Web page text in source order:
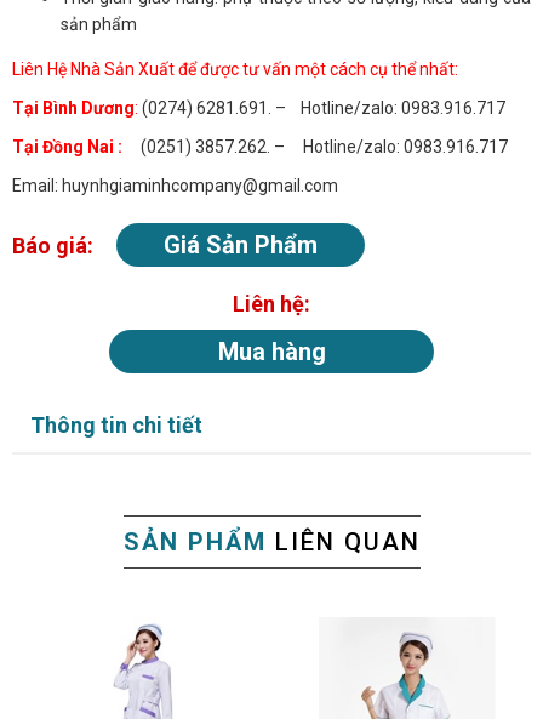
sản phẩm
Liên Hệ Nhà Sản Xuất để được tư vấn một cách cụ thể nhất:
Tại Bình Dương: (0274) 6281.691. – Hotline/zalo: 0983.916.717
Tại Đồng Nai :
(0251) 3857.262. – Hotline/zalo: 0983.916.717
Email: huynhgiaminhcompany@gmail.com
Báo giá: Giá Sản Phẩm
Liên hệ:
Mua hàng
Thông tin chi tiết
SẢN PHẨM LIÊN QUAN